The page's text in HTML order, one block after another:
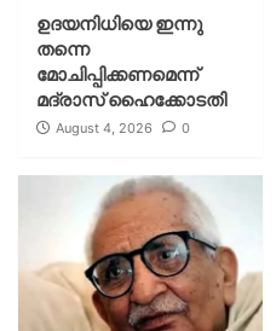
ഉദയനിധിയെ ഇന്നു
തന്നെ
മോചിപ്പിക്കണമെന്ന്
മദ്രാസ് ഹൈക്കോടതി
August 4, 2026 0